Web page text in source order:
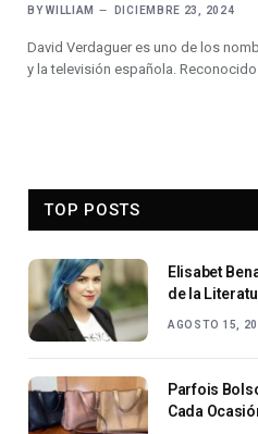
BY WILLIAM DICIEMBRE 23, 2024
David Verdaguer es uno de los
y la televisión española.
TOP POSTS
Elisabet
de la
AGOSTO 15,
Parfois
Cada